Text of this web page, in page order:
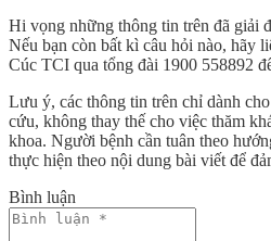
Hi vọng những thông tin trên đã giải
Nếu bạn còn bất kì câu hỏi nào, hãy
Cúc TCI qua tổng đài 1900 558892
Lưu ý, các thông tin trên chỉ dành
cứu, không thay thế cho việc thăm
khoa. Người bệnh cần tuân theo
thực hiện theo nội dung bài viết để
Bình luận